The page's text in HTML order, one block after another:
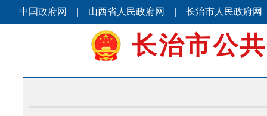
中国政府网 山西省人民政府网 长治市人民政府网
长治市公